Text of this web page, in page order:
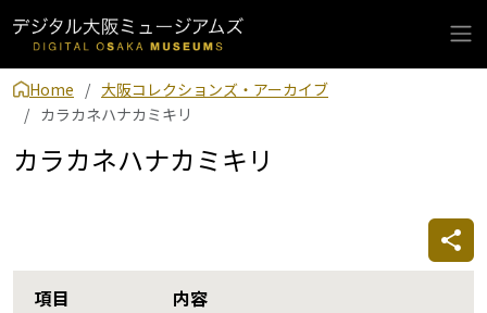
Home
大阪コレクションズ・アーカイブ
カラカネハナカミキリ
カラカネハナカミキリ
項目 内容